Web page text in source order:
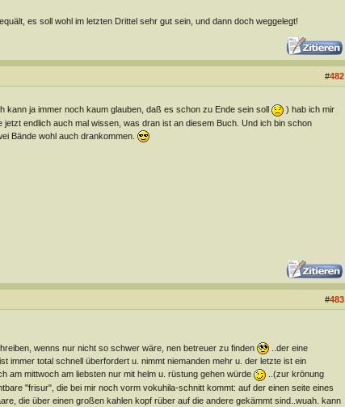
es soll wohl im letzten Drittel sehr gut sein, und dann doch weggelegt!
#482
kann ja immer noch kaum glauben, daß es schon zu Ende sein soll
) hab ich mir
endlich auch mal wissen, was dran ist an diesem Buch. Und ich bin schon
Bände wohl auch drankommen.
#483
wenns nur nicht so schwer wäre, nen betreuer zu finden
..der eine
immer total schnell überfordert u. nimmt niemanden mehr u. der letzte ist ein
am mittwoch am liebsten nur mit helm u. rüstung gehen würde
..(zur krönung
"frisur", die bei mir noch vorm vokuhila-schnitt kommt: auf der einen seite eines
die über einen großen kahlen kopf rüber auf die andere gekämmt sind..wuah. kann